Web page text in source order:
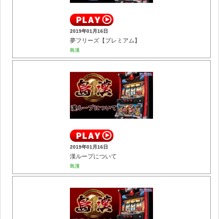
2019年01月16日
夢フリーズ【プレミアム】
島漢
2019年01月16日
漢ループについて
島漢